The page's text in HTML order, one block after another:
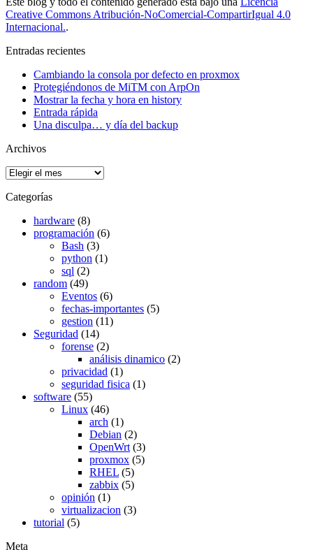
Creative Commons Atribución-NoComercial-CompartirIgual 4.0
Internacional..
Entradas recientes
Cambiando la consola por defecto en proxmox
Protegiéndonos de MiTM con ArpOn
Mostrar la fecha y hora en history
Entrada rápida
Una disculpa… y día del backup
Archivos
Archivos
Categorías
hardware (8)
programación (6)
Bash (3)
python (1)
sql (2)
random (49)
Eventos (6)
fechas-importantes (5)
gestion (11)
Seguridad (14)
forense (2)
análisis dinamico (2)
privacidad (1)
seguridad fisica (1)
software (55)
Linux (46)
arch (1)
Debian (2)
OpenWrt (3)
proxmox (5)
RHEL (5)
zabbix (5)
opinión (1)
virtualizacion (3)
tutorial (5)
Meta